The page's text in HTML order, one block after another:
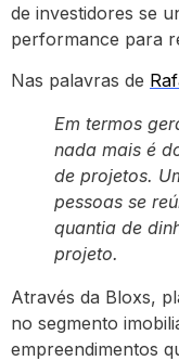
de investidores se
performance para
Nas palavras de
Em termos
nada mais é
de projetos.
pessoas se
quantia de
projeto.
Através da Bloxs,
no segmento
empreendimentos